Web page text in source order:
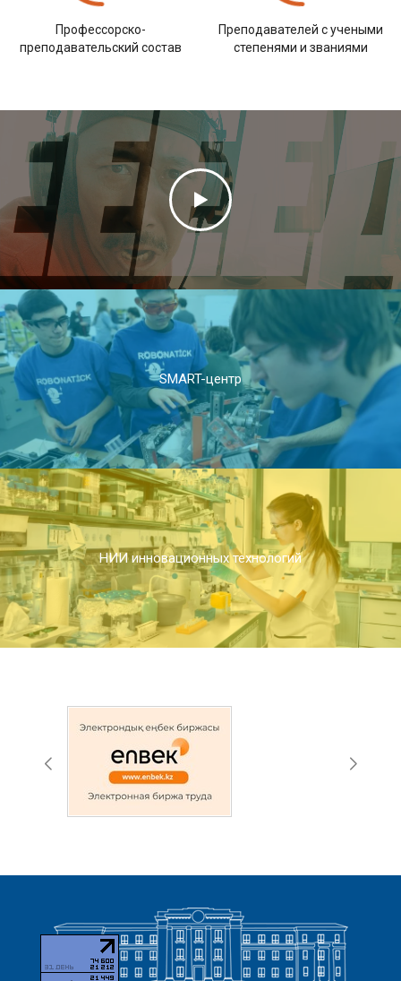
Профессорско-
преподавательский состав
Преподавателей с учеными
степенями и званиями
SMART-центр
НИИ инновационных технологий